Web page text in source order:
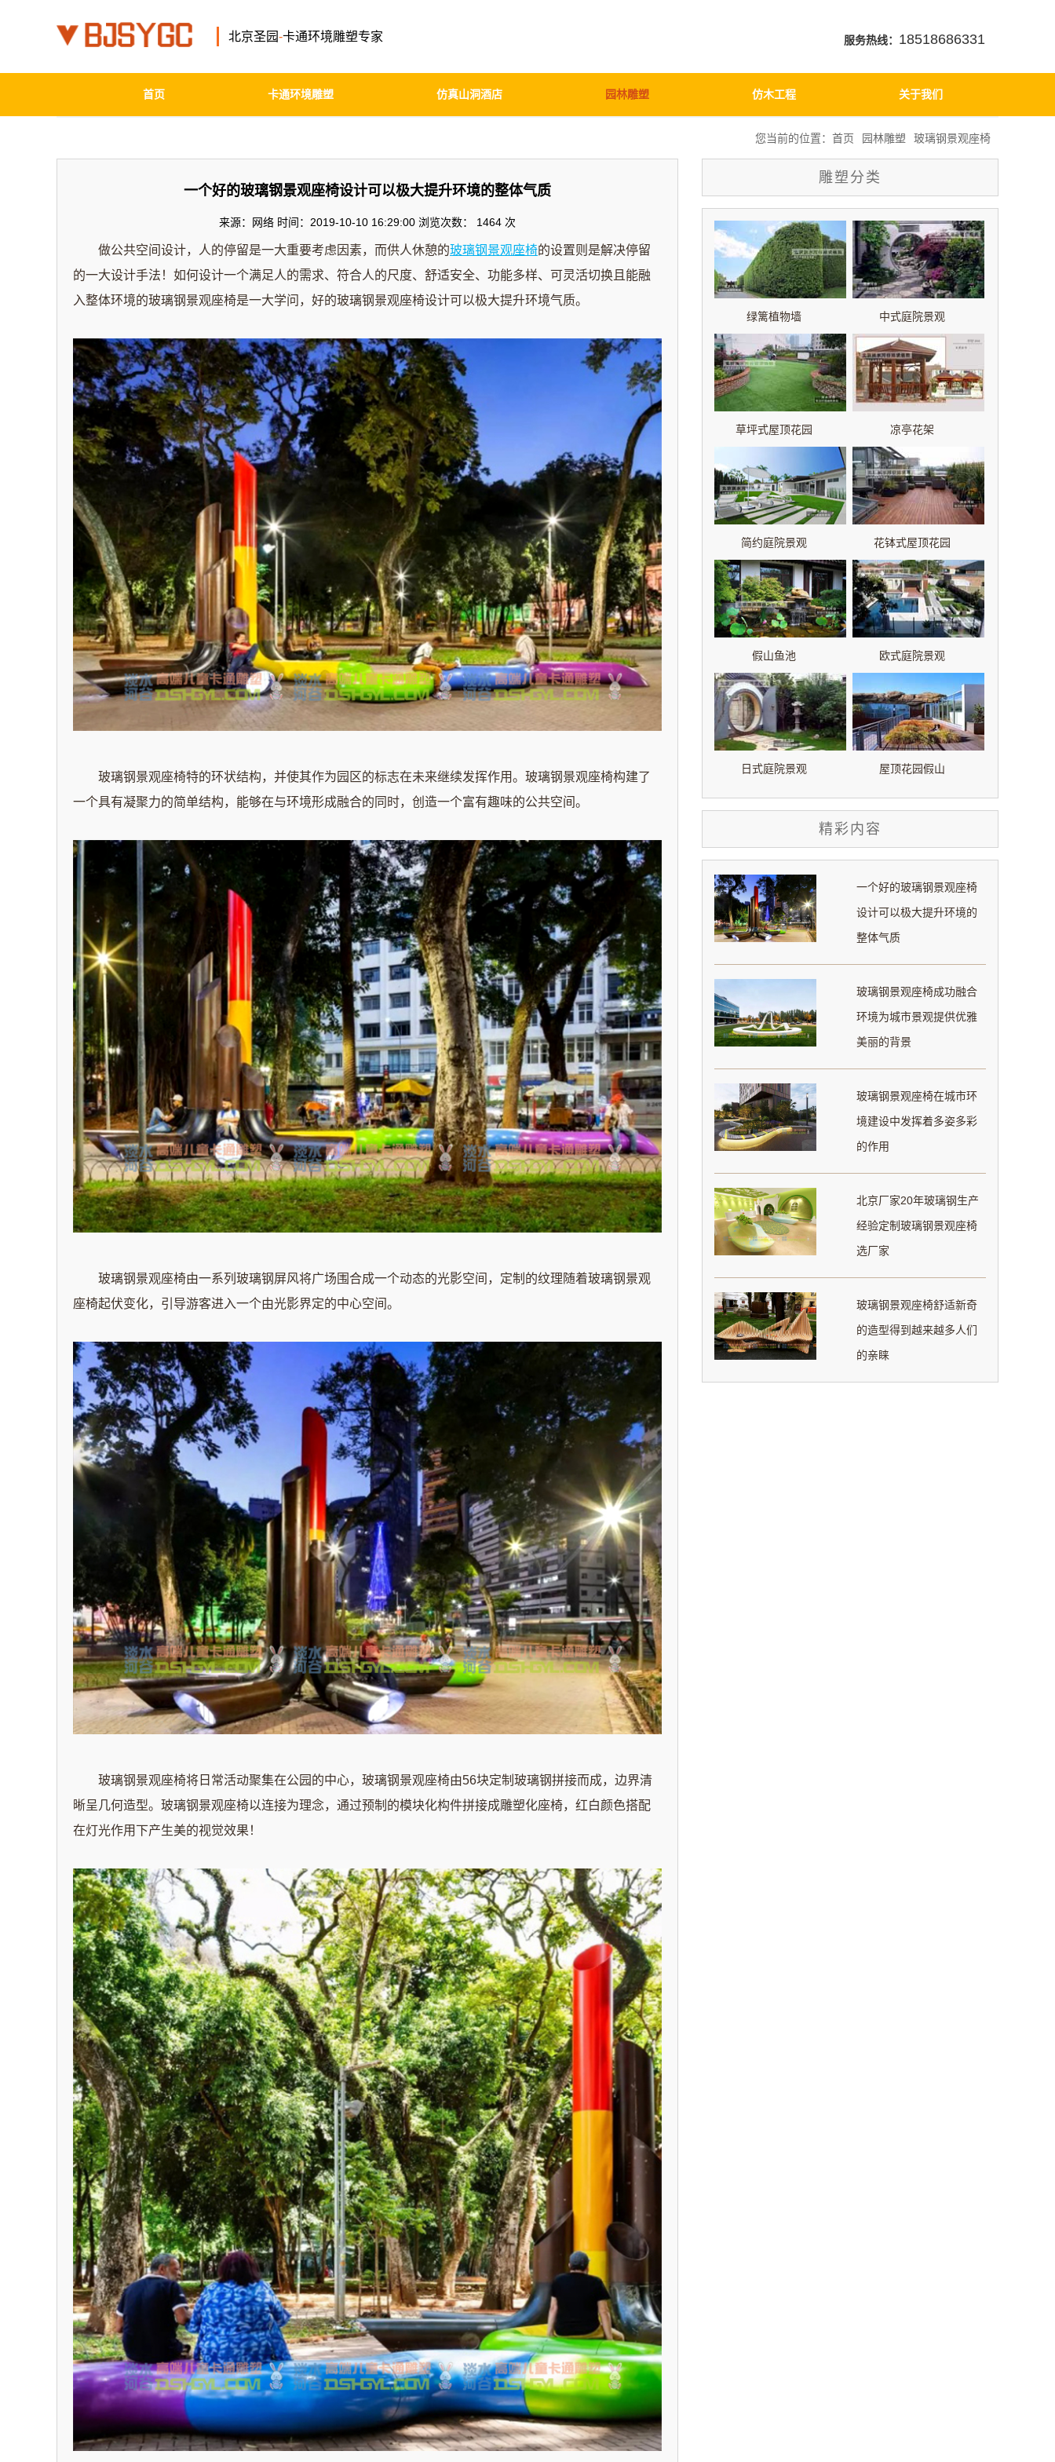
北京圣园-卡通环境雕塑专家 服务热线： 18518686331
首页 卡通环境雕塑 仿真山洞酒店 园林雕塑 仿木工程 关于我们
您当前的位置： 首页 园林雕塑 玻璃钢景观座椅
一个好的玻璃钢景观座椅设计可以极大提升环境的整体气质
来源：网络 时间：2019-10-10 16:29:00 浏览次数： 1464 次
做公共空间设计，人的停留是一大重要考虑因素，而供人休憩的玻璃钢景观座椅的设置则是解决停留
的一大设计手法！如何设计一个满足人的需求、符合人的尺度、舒适安全、功能多样、可灵活切换且能融
入整体环境的玻璃钢景观座椅是一大学问，好的玻璃钢景观座椅设计可以极大提升环境气质。
玻璃钢景观座椅特的环状结构，并使其作为园区的标志在未来继续发挥作用。玻璃钢景观座椅构建了
一个具有凝聚力的简单结构，能够在与环境形成融合的同时，创造一个富有趣味的公共空间。
玻璃钢景观座椅由一系列玻璃钢屏风将广场围合成一个动态的光影空间，定制的纹理随着玻璃钢景观
座椅起伏变化，引导游客进入一个由光影界定的中心空间。
玻璃钢景观座椅将日常活动聚集在公园的中心，玻璃钢景观座椅由56块定制玻璃钢拼接而成，边界清
晰呈几何造型。 玻璃钢景观座椅以连接为理念，通过预制的模块化构件拼接成雕塑化座椅，红白颜色搭配
在灯光作用下产生美的视觉效果！
雕塑分类
绿篱植物墙 中式庭院景观
草坪式屋顶花园 凉亭花架
简约庭院景观 花钵式屋顶花园
假山鱼池 欧式庭院景观
日式庭院景观 屋顶花园假山
精彩内容
一个好的玻璃钢景观座椅
设计可以极大提升环境的
整体气质
玻璃钢景观座椅成功融合
环境为城市景观提供优雅
美丽的背景
玻璃钢景观座椅在城市环
境建设中发挥着多姿多彩
的作用
北京厂家20年玻璃钢生产
经验定制玻璃钢景观座椅
选厂家
玻璃钢景观座椅舒适新奇
的造型得到越来越多人们
的亲睐